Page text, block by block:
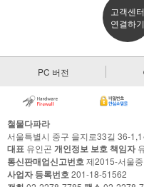
고객센터
연결하기
PC 버전
철물다파라
서울특별시 중구 을지로33길 36-
대표 유인곤 개인정보 보호 책임자
통신판매업신고번호제2015-서울
사업자 등록번호201-18-51562